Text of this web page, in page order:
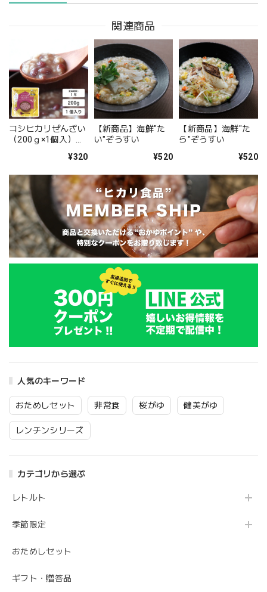
人気のキーワード
おためしセット 非常食 桜がゆ 健美がゆ
レンチンシリーズ
カテゴリから選ぶ
レトルト
季節限定
おためしセット
ギフト・贈答品
関連商品
コシヒカリぜんざい
（200ｇ×1個入）
ヒカリ100%使用】
¥320
【新商品】海鮮"た
い"ぞうすい
¥520
【新商品】海鮮"た
ら"ぞうすい
¥520